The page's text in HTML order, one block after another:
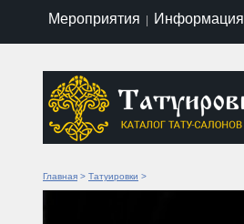
Мероприятия Информация
Главная > Татуировки >